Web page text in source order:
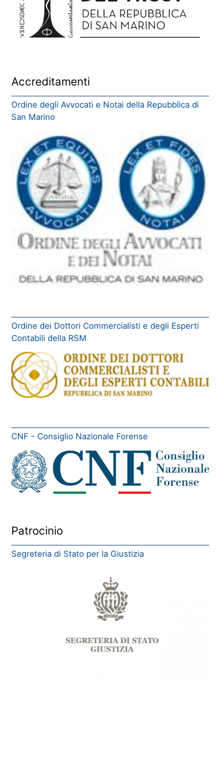
Accreditamenti
Ordine degli Avvocati e Notai della Repubblica di
San Marino
Ordine dei Dottori Commercialisti e degli Esperti
Contabili della RSM
CNF - Consiglio Nazionale Forense
Patrocinio
Segreteria di Stato per la Giustizia